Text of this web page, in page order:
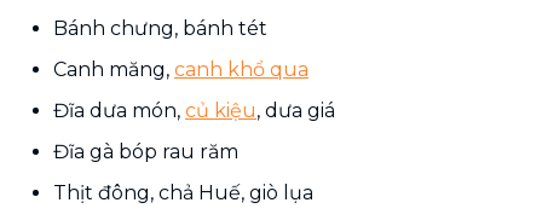
Bánh chưng, bánh tét
Canh măng, canh khổ qua
Đĩa dưa món, củ kiệu, dưa giá
Đĩa gà bóp rau răm
Thịt đông, chả Huế, giò lụa